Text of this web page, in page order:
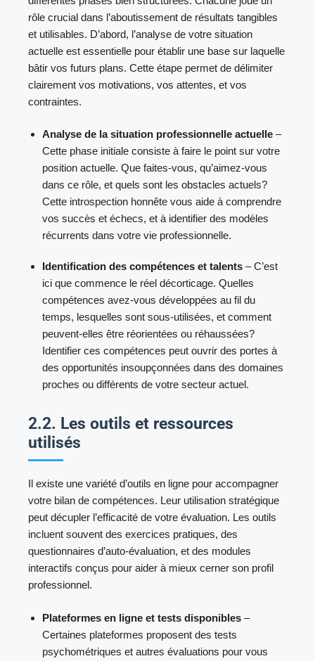
rôle crucial dans l’aboutissement de résultats tangibles
et utilisables. D’abord, l’analyse de votre situation
actuelle est essentielle pour établir une base sur laquelle
bâtir vos futurs plans. Cette étape permet de délimiter
clairement vos motivations, vos attentes, et vos
contraintes.
Analyse de la situation professionnelle actuelle –
Cette phase initiale consiste à faire le point sur votre
position actuelle. Que faites-vous, qu’aimez-vous
dans ce rôle, et quels sont les obstacles actuels?
Cette introspection honnête vous aide à comprendre
vos succès et échecs, et à identifier des modèles
récurrents dans votre vie professionnelle.
Identification des compétences et talents – C’est
ici que commence le réel décorticage. Quelles
compétences avez-vous développées au fil du
temps, lesquelles sont sous-utilisées, et comment
peuvent-elles être réorientées ou réhaussées?
Identifier ces compétences peut ouvrir des portes à
des opportunités insoupçonnées dans des domaines
proches ou différents de votre secteur actuel.
2.2. Les outils et ressources
utilisés
Il existe une variété d’outils en ligne pour accompagner
votre bilan de compétences. Leur utilisation stratégique
peut décupler l’efficacité de votre évaluation. Les outils
incluent souvent des exercices pratiques, des
questionnaires d’auto-évaluation, et des modules
interactifs conçus pour aider à mieux cerner son profil
professionnel.
Plateformes en ligne et tests disponibles –
Certaines plateformes proposent des tests
psychométriques et autres évaluations pour vous